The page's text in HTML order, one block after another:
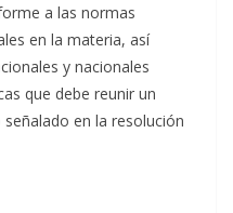
a las normas
en la materia, así
y nacionales
que debe reunir un
en la resolución